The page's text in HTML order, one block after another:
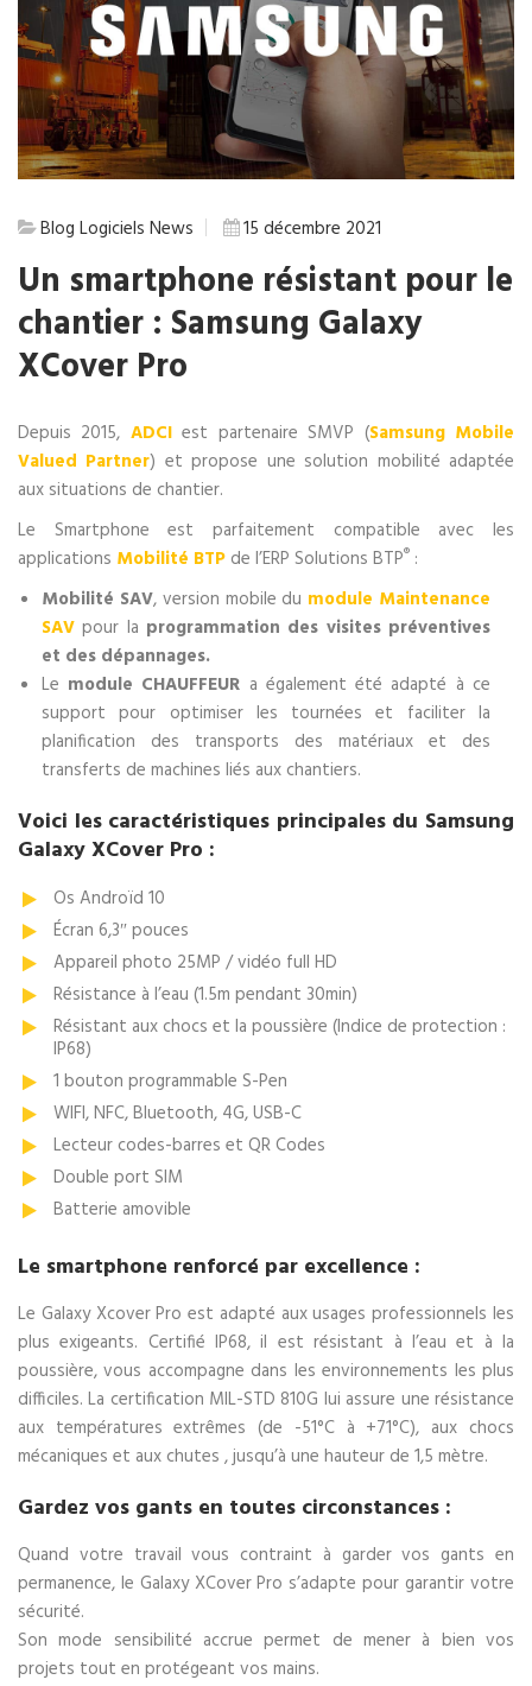
Blog Logiciels News 15 décembre 2021
Un smartphone résistant pour le
chantier : Samsung Galaxy
XCover Pro
Depuis 2015, ADCIest partenaire SMVP (Samsung Mobile
Valued Partner) et propose une solution mobilité adaptée
aux situations de chantier.
Le Smartphone est parfaitement compatible avec les
applications Mobilité BTP de l’ERP Solutions BTP® :
Mobilité SAV, version mobile du module Maintenance
SAV pour la programmation des visites préventives
et des dépannages.
Le module CHAUFFEUR a également été adapté à ce
support pour optimiser les tournées et faciliter la
planification des transports des matériaux et des
transferts de machines liés aux chantiers.
Voici les caractéristiques principales du Samsung
Galaxy XCover Pro :
Os Androïd 10
Écran 6,3″ pouces
Appareil photo 25MP / vidéo full HD
Résistance à l’eau (1.5m pendant 30min)
Résistant aux chocs et la poussière (Indice de protection :
IP68)
1 bouton programmable S-Pen
WIFI, NFC, Bluetooth, 4G, USB-C
Lecteur codes-barres et QR Codes
Double port SIM
Batterie amovible
Le smartphone renforcé par excellence :
Le Galaxy Xcover Pro est adapté aux usages professionnels les
plus exigeants. Certifié IP68, il est résistant à l’eau et à la
poussière, vous accompagne dans les environnements les plus
difficiles. La certification MIL-STD 810G lui assure une résistance
aux températures extrêmes (de -51°C à +71°C), aux chocs
mécaniques et aux chutes , jusqu’à une hauteur de 1,5 mètre.
Gardez vos gants en toutes circonstances :
Quand votre travail vous contraint à garder vos gants en
permanence, le Galaxy XCover Pro s’adapte pour garantir votre
sécurité.
Son mode sensibilité accrue permet de mener à bien vos
projets tout en protégeant vos mains.